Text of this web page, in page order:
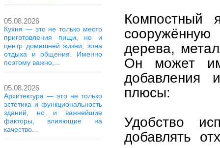
05.08.2026
Кухня — это не только место
приготовления пищи, но и
центр домашней жизни, зона
отдыха и общения. Именно
поэтому важно,...
05.08.2026
Архитектура — это не только
эстетика и функциональность
зданий, но и важнейшие
факторы, влияющие на
качество...
Компостный
дерева,
Он может
добавления
плюсы:
Удобство
добавлять